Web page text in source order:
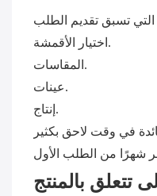
اختيار الأقمشة.
المقاسات.
عينات.
إنتاج.
تتعلق بالمنتج